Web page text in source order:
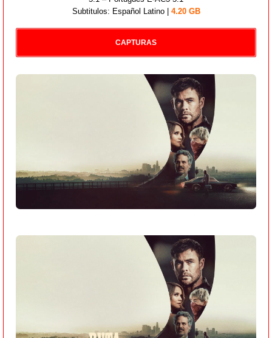
Subtitulos: Español Latino | 4.20 GB
CAPTURAS